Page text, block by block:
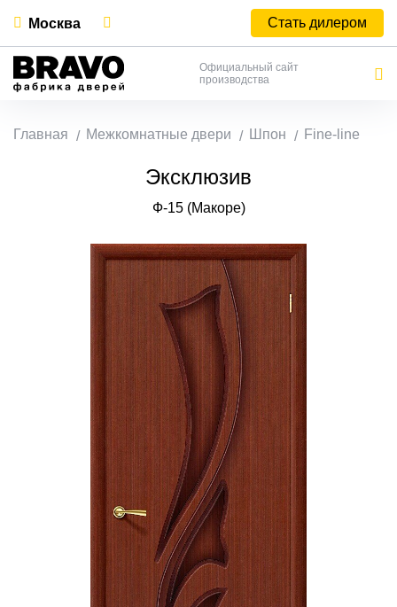
Москва Стать дилером
Официальный сайт
производства
Главная Межкомнатные двери Шпон Fine-line
Эксклюзив
Ф-15 (Макоре)